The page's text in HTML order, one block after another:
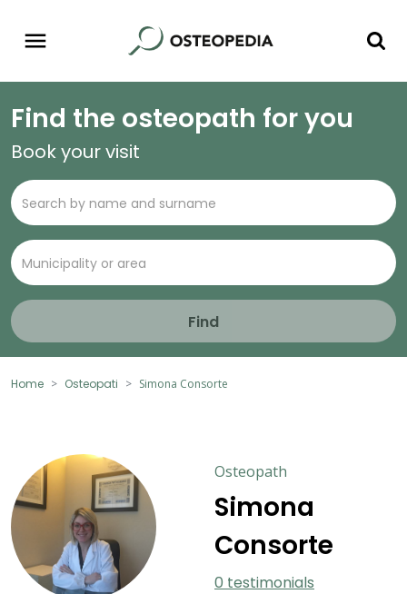
Find the osteopath for you
Book your visit
Find
Home Osteopati Simona Consorte
Osteopath
Simona
Consorte
0 testimonials